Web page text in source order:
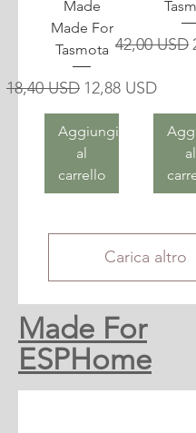
Made
Made For
Tasmota
Prezzo regolare
18,40 USD Prezzo scontato
12,88 USD
Aggiungi
al
carrello
Prezzo
42,00 USD
al
Carica altro
Made For
ESPHome